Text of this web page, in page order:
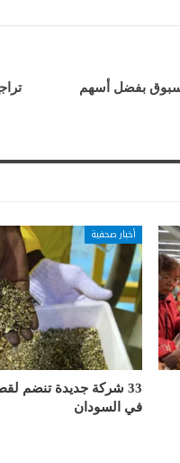
بفضل أسهم
أخبار صحفية
33 شركة جديدة تنضم
في السودان